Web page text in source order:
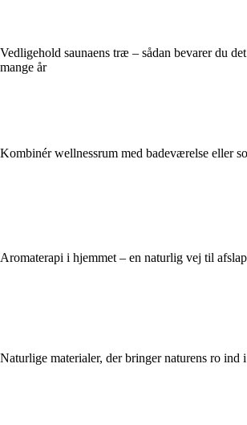
Vedligehold saunaens træ – sådan bevarer du
mange år
Kombinér wellnessrum med badeværelse eller
Aromaterapi i hjemmet – en naturlig vej til
Naturlige materialer, der bringer naturens ro ind